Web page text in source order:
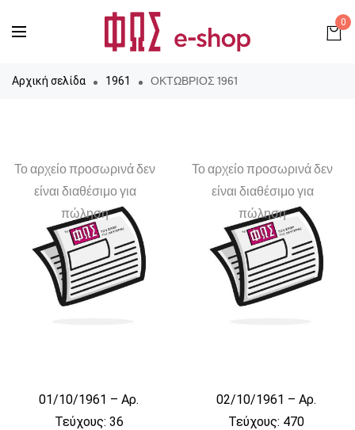
0
Αρχική σελίδα 1961 ΟΚΤΩΒΡΙΟΣ 1961
Το αρχείο προσωρινά δεν
είναι διαθέσιμο για
πώληση
01/10/1961 – Αρ.
Τεύχους: 36
Το αρχείο προσωρινά δεν
είναι διαθέσιμο για
πώληση
02/10/1961 – Αρ.
Τεύχους: 470